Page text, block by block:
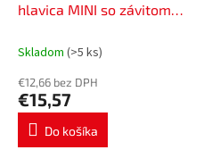
hlavica MINI so závitom
Skladom (>5 ks)
€12,66 bez DPH
€15,57
Do košíka